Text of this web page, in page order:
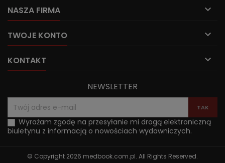
NASZA FIRMA 
TWOJE KONTO 
KONTAKT 
NEWSLETTER
Wyrażam zgodę na przesyłanie mi drogą elektroniczną
biuletynu z informacją o nowościach wydawniczych.
© Copyright 2026 medbook.com.pl. All Rights Reserved.